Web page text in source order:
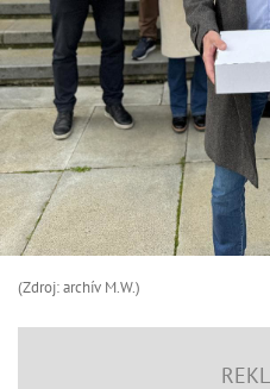
(Zdroj: archív M.W.)